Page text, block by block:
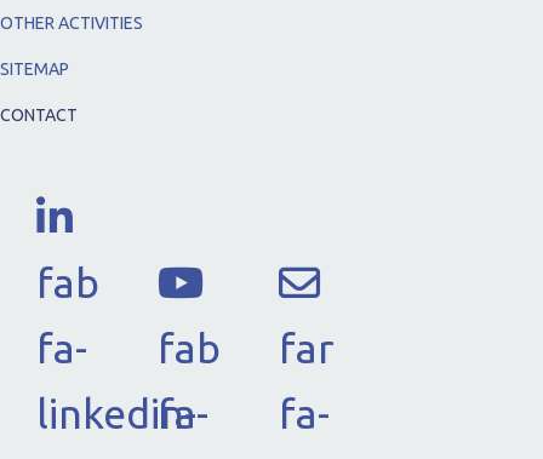
OTHER ACTIVITIES
SITEMAP
CONTACT
fab
fa-
linkedin-
fab
fa-
far
fa-